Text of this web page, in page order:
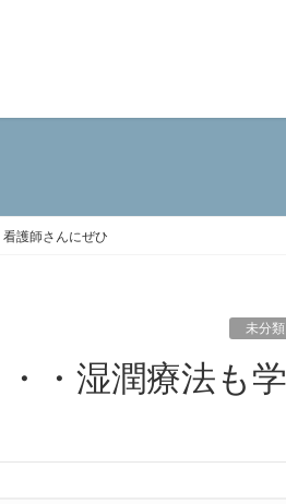
護師さんにぜひ
未分類